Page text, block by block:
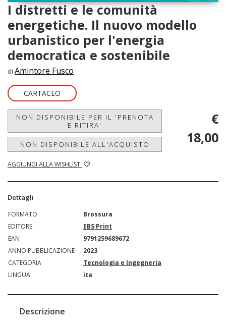
I distretti e le comunità
energetiche. Il nuovo modello
urbanistico per l'energia
democratica e sostenibile
di Amintore Fusco
CARTACEO
NON DISPONIBILE PER IL 'PRENOTA
E RITIRA'
NON DISPONIBILE ALL'ACQUISTO
AGGIUNGI ALLA WISHLIST
€
18,00
Dettagli
FORMATO
Brossura
EDITORE
EBS Print
EAN
9791259689672
ANNO PUBBLICAZIONE
2023
CATEGORIA
Tecnologia e Ingegneria
LINGUA
ita
Descrizione